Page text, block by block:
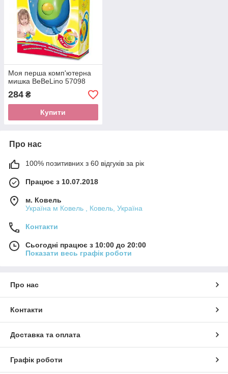
Моя перша комп'ютерна
мишка BeBeLino 57098
284 ₴
Купити
Про нас
100% позитивних з 60 відгуків за рік
Працює з 10.07.2018
м. Ковель
Україна м Ковель , Ковель, Україна
Контакти
Сьогодні працює з 10:00 до 20:00
Показати весь графік роботи
Про нас
Контакти
Доставка та оплата
Графік роботи